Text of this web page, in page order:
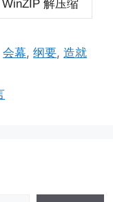
WinZIP 解压缩
会幕,纲要,造就